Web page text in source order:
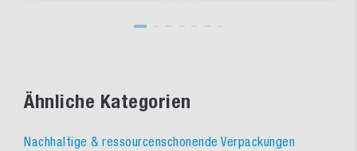
Ähnliche Kategorien
Nachhaltige & ressourcenschonende Verpackungen